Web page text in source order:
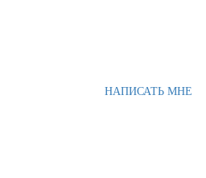
НАПИСАТЬ МНЕ